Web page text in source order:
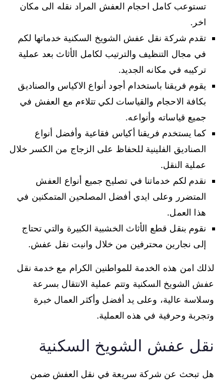
تستوعب كامل احجام العفش المراد نقله الى مكان
اخر.
تقدم شركة نقل عفش الشويخ السكنية خدماتها لكم
في مجال التنظيف والترتيب لكامل الأثاث بعد عملية
تركيبه في مكانه الجديد.
يقوم فريقنا باستخدام أجود أنواع الاكياس والصناديق
بكافة الاحجام والقياسات لكي تتلاءم مع العفش في
جميع قياساته وأنواعه.
كما يستخدم فريقنا أكياس فقاعية وأفضل أنواع
الصناديق الفلينية للحفاظ على الزجاج من الكسر خلال
عملية النقل.
نقدم لكم خدماتنا في تصليح جميع أنواع العفش
المتضرر وعلى ايدي أفضل المصلحين المتمكنين في
هذا العمل.
نقوم بنقل قطع الأثاث الخشبية الكبيرة والتي تحتاج
إلى نجارين محترفين من خلال وانيت نقل عفش.
لذلك امن هذه الخدمة للمواطنين الكرام مع خدمة نقل
عفش الشويخ السكنية وتتم عملية الانتقال بسرعة
وسلاسة عالية، وعلى يد أفضل وأكثر العمال خبرة
وتجربة وحرفية في هذه العملية.
نقل عفش الشويخ السكنية
هل تبحث عن شركة سريعة في نقل العفش ضمن